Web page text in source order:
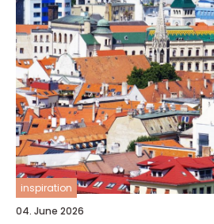
inspiration
04. June 2026